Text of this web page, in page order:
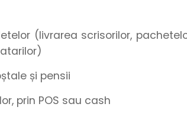
(livrarea scrisorilor,
și pensii
prin POS sau cash